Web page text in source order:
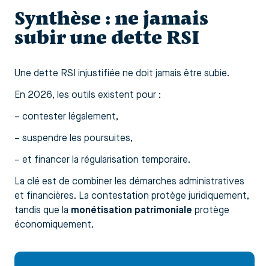
Synthèse : ne jamais
subir une dette RSI
Une dette RSI injustifiée ne doit jamais être subie.
En 2026, les outils existent pour :
– contester légalement,
– suspendre les poursuites,
– et financer la régularisation temporaire.
La clé est de combiner les démarches administratives
et financières. La contestation protège juridiquement,
tandis que la monétisation patrimoniale protège
économiquement.